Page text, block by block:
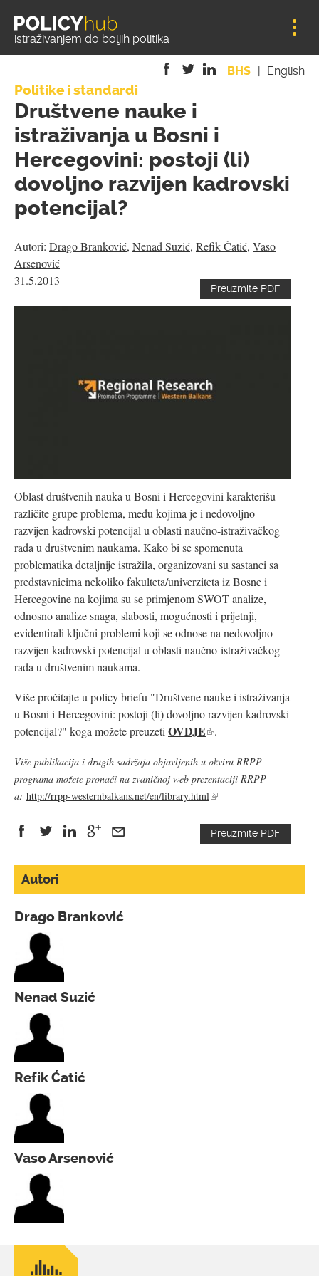
istraživanjem do boljih politika
BHS English
is
external)
is
external)
Politike i standardi
Društvene nauke i
istraživanja u Bosni i
Hercegovini: postoji (li)
dovoljno razvijen kadrovski
potencijal?
Autori: Drago Branković, Nenad Suzić, Refik Ćatić, Vaso
Arsenović
Preuzmite PDF
31.5.2013
Oblast društvenih nauka u Bosni i Hercegovini karakterišu
različite grupe problema, među kojima je i nedovoljno
razvijen kadrovski potencijal u oblasti naučno-istraživačkog
rada u društvenim naukama. Kako bi se spomenuta
problematika detaljnije istražila, organizovani su sastanci sa
predstavnicima nekoliko fakulteta/univerziteta iz Bosne i
Hercegovine na kojima su se primjenom SWOT analize,
odnosno analize snaga, slabosti, mogućnosti i prijetnji,
evidentirali ključni problemi koji se odnose na nedovoljno
razvijen kadrovski potencijal u oblasti naučno-istraživačkog
rada u društvenim naukama.
Više pročitajte u policy briefu "Društvene nauke i istraživanja
u Bosni i Hercegovini: postoji (li) dovoljno razvijen kadrovski
potencijal?" koga možete preuzeti OVDJE(link
external)
.
Više publikacija i drugih sadržaja objavljenih u okviru RRPP
programa možete pronaći na zvaničnoj web prezentaciji RRPP-
a: http://rrpp-westernbalkans.net/en/library.html(link
external)
Preuzmite PDF
Facebook
external)
Twitter
external)
LinkedIn
external)
Google+
external)
mail)
Autori
Drago Branković
Nenad Suzić
Refik Ćatić
Vaso Arsenović